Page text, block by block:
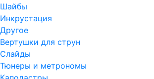
Шайбы
Инкрустация
Другое
Вертушки для струн
Слайды
Тюнеры и метрономы